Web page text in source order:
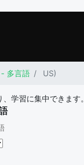
多言語 US)
学習に集中できます。